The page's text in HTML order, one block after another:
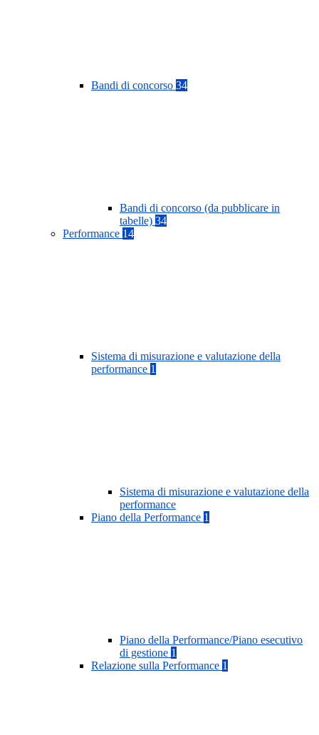
Bandi di concorso 34
Bandi di concorso (da pubblicare in
tabelle) 34
Performance 14
Sistema di misurazione e valutazione della
performance 1
Sistema di misurazione e valutazione della
performance
Piano della Performance 1
Piano della Performance/Piano esecutivo
di gestione 1
Relazione sulla Performance 1